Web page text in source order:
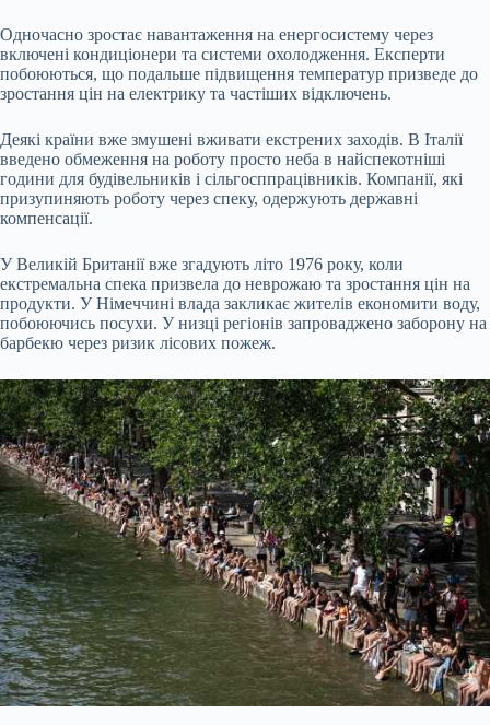
Одночасно зростає навантаження на енергосистему через
включені кондиціонери та системи охолодження. Експерти
побоюються, що подальше підвищення температур призведе до
зростання цін на електрику та частіших відключень.
Деякі країни вже змушені вживати екстрених заходів. В Італії
введено обмеження на роботу просто неба в найспекотніші
години для будівельників і сільгосппрацівників. Компанії, які
призупиняють роботу через спеку, одержують державні
компенсації.
У Великій Британії вже згадують літо 1976 року, коли
екстремальна спека призвела до неврожаю та зростання цін на
продукти. У Німеччині влада закликає жителів економити воду,
побоюючись посухи. У низці регіонів запроваджено заборону на
барбекю через ризик лісових пожеж.